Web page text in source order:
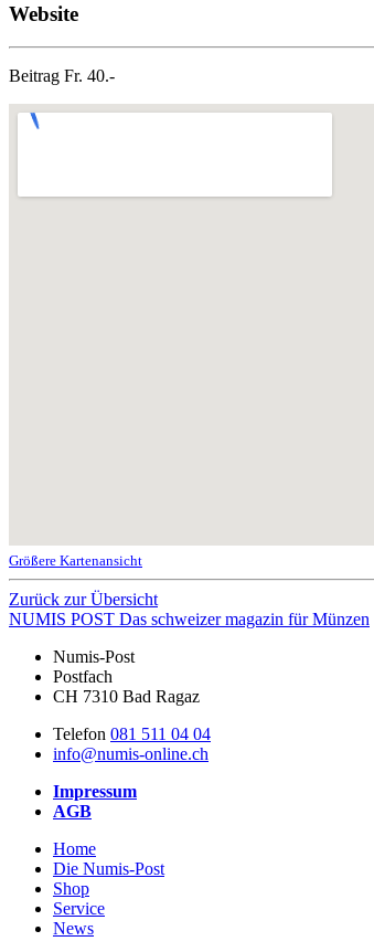
Website
Beitrag Fr. 40.-
Größere Kartenansicht
Zurück zur Übersicht
NUMIS POST Das schweizer magazin für Münzen
Numis-Post
Postfach
CH 7310 Bad Ragaz
Telefon 081 511 04 04
info@numis-online.ch
Impressum
AGB
Home
Die Numis-Post
Shop
Service
News